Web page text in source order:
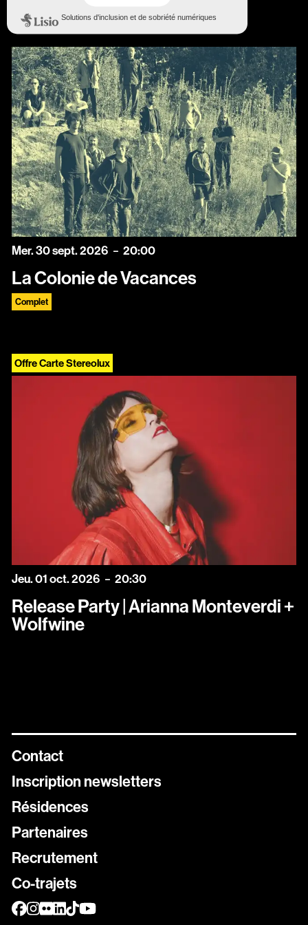
mercredi
Mer.30septembre
sept.2026 20:00
La Colonie de Vacances
Complet
Offre Carte Stereolux
jeudi
Jeu.01octobre
oct.2026 20:30
Release Party | Arianna Monteverdi +
Wolfwine
Contact
Inscription newsletters
Résidences
Partenaires
Recrutement
Co-trajets
Newsletters
Inscrivez vous aux différentes newsletters de Stereolux
Carte Stereolux
Abonnez-vous !